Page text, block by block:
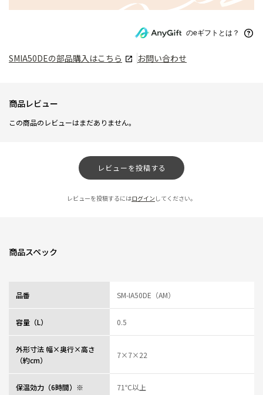
のeギフトとは？
SMIA50DEの部品購入はこちら お問い合わせ
商品レビュー
この商品のレビューはまだありません。
レビューを投稿する
レビューを投稿するにはログイン してください。
商品スペック
品番 SM-IA50DE（AM）
容量（L） 0.5
外形寸法 幅×奥行×高さ
（約cm）
7×7×22
保温効力（6時間）※ 71℃以上